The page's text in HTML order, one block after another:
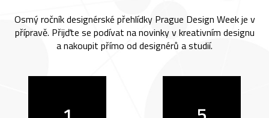
Osmý ročník designérské přehlídky Prague Design Week je v
přípravě. Přijďte se podívat na novinky v kreativním designu
a nakoupit přímo od designérů a studií.